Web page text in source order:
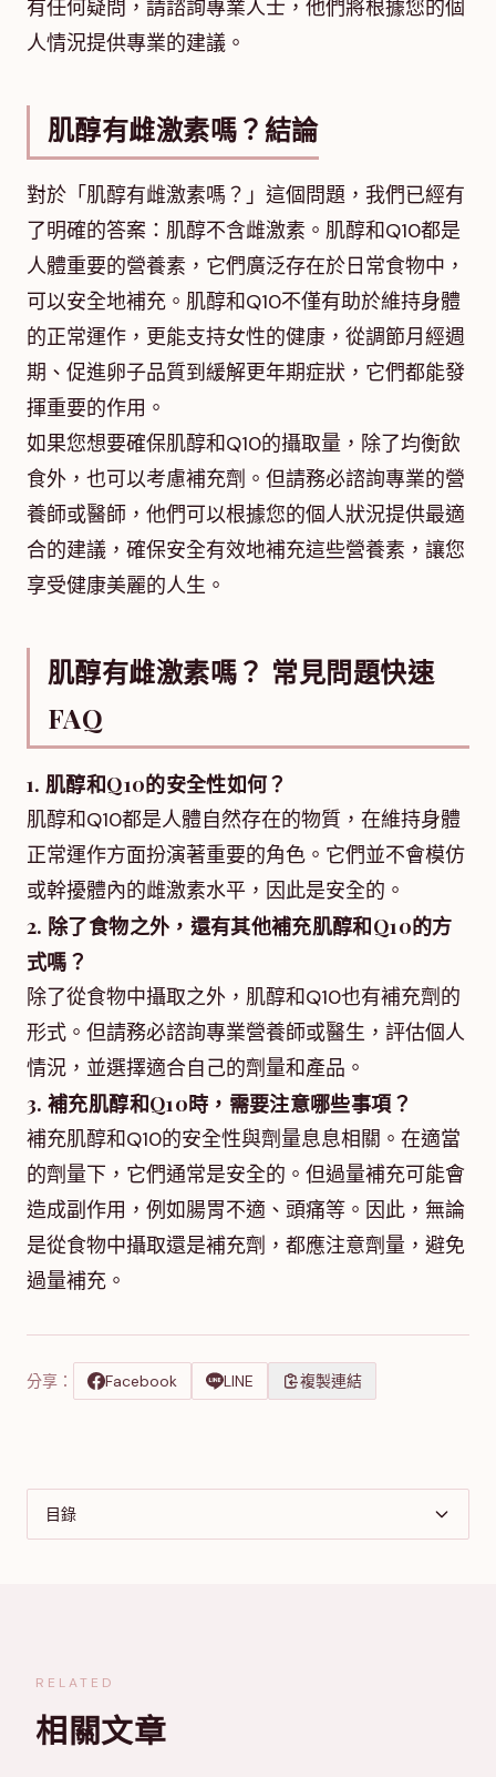
有任何疑問，請諮詢專業人士，他們將根據您的個
人情況提供專業的建議。
肌醇有雌激素嗎？結論
對於「肌醇有雌激素嗎？」這個問題，我們已經有
了明確的答案：肌醇不含雌激素。肌醇和Q10都是
人體重要的營養素，它們廣泛存在於日常食物中，
可以安全地補充。肌醇和Q10不僅有助於維持身體
的正常運作，更能支持女性的健康，從調節月經週
期、促進卵子品質到緩解更年期症狀，它們都能發
揮重要的作用。
如果您想要確保肌醇和Q10的攝取量，除了均衡飲
食外，也可以考慮補充劑。但請務必諮詢專業的營
養師或醫師，他們可以根據您的個人狀況提供最適
合的建議，確保安全有效地補充這些營養素，讓您
享受健康美麗的人生。
肌醇有雌激素嗎？ 常見問題快速
FAQ
1. 肌醇和Q10的安全性如何？
肌醇和Q10都是人體自然存在的物質，在維持身體
正常運作方面扮演著重要的角色。它們並不會模仿
或幹擾體內的雌激素水平，因此是安全的。
2. 除了食物之外，還有其他補充肌醇和Q10的方
式嗎？
除了從食物中攝取之外，肌醇和Q10也有補充劑的
形式。但請務必諮詢專業營養師或醫生，評估個人
情況，並選擇適合自己的劑量和產品。
3. 補充肌醇和Q10時，需要注意哪些事項？
補充肌醇和Q10的安全性與劑量息息相關。在適當
的劑量下，它們通常是安全的。但過量補充可能會
造成副作用，例如腸胃不適、頭痛等。因此，無論
是從食物中攝取還是補充劑，都應注意劑量，避免
過量補充。
分享： Facebook LINE 複製連結
目錄
RELATED
相關文章